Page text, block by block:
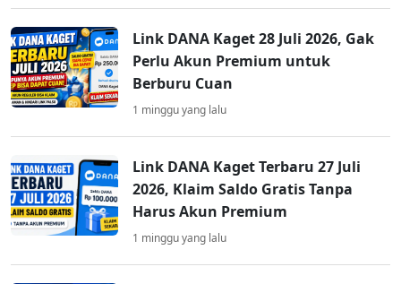
Link DANA Kaget 28 Juli 2026, Gak
Perlu Akun Premium untuk
Berburu Cuan
1 minggu yang lalu
Link DANA Kaget Terbaru 27 Juli
2026, Klaim Saldo Gratis Tanpa
Harus Akun Premium
1 minggu yang lalu